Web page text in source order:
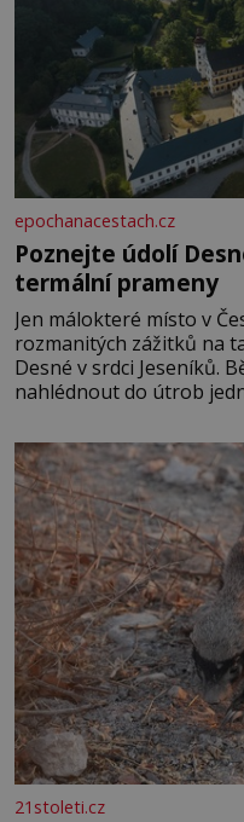
epochanacestach.cz
Poznejte údolí
termální prameny
Jen málokteré místo v
rozmanitých zážitků na
Desné v srdci Jeseníků.
nahlédnout do útrob
se na koloběžce a den
Velkých Losinách nebo
21stoleti.cz